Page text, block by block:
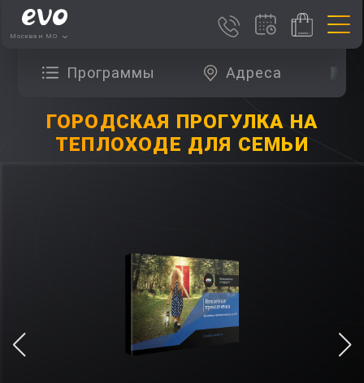
Москва и МО
Программы Адреса
ГОРОДСКАЯ ПРОГУЛКА НА
ТЕПЛОХОДЕ ДЛЯ СЕМЬИ